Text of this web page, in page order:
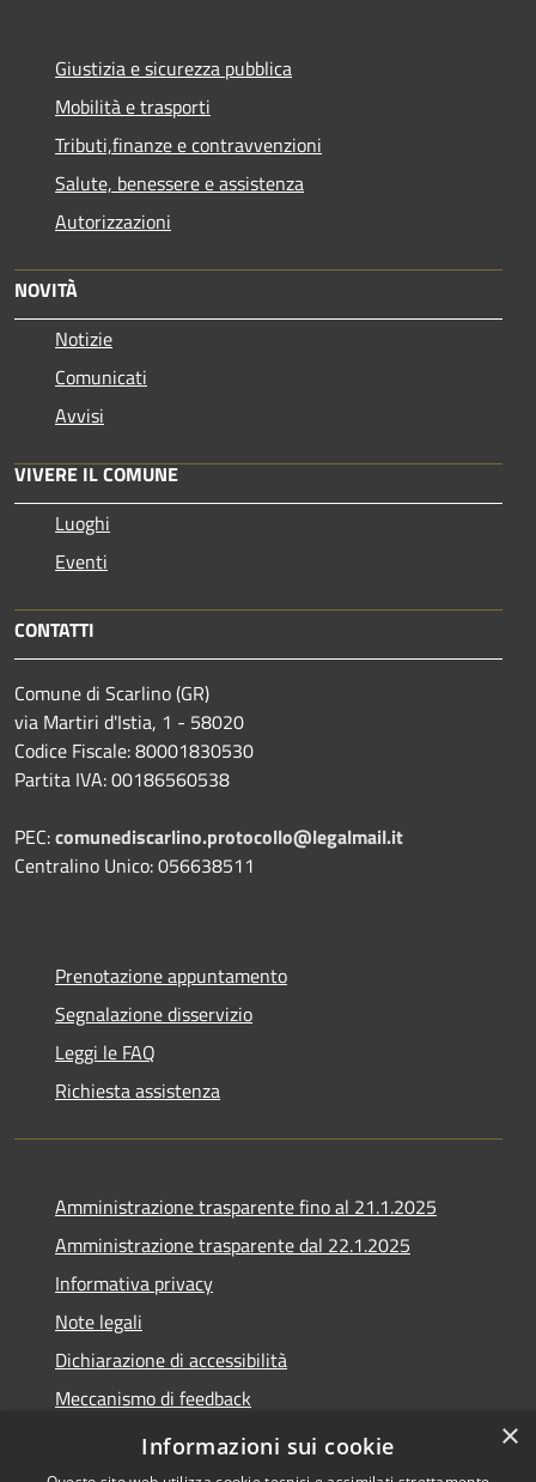
Giustizia e sicurezza pubblica
Mobilità e trasporti
Tributi,finanze e contravvenzioni
Salute, benessere e assistenza
Autorizzazioni
NOVITÀ
Notizie
Comunicati
Avvisi
VIVERE IL COMUNE
Luoghi
Eventi
CONTATTI
Comune di Scarlino (GR)
via Martiri d'Istia, 1 - 58020
Codice Fiscale: 80001830530
Partita IVA: 00186560538
PEC:comunediscarlino.protocollo@legalmail.it
Centralino Unico: 056638511
Prenotazione appuntamento
Segnalazione disservizio
Leggi le FAQ
Richiesta assistenza
Amministrazione trasparente fino al 21.1.2025
Amministrazione trasparente dal 22.1.2025
Informativa privacy
Note legali
Dichiarazione di accessibilità
Meccanismo di feedback
Whistleblowing
×
Informazioni sui cookie